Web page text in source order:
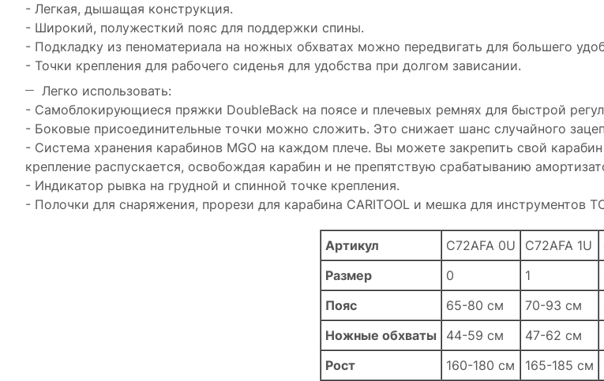
- Легкая, дышащая конструкция.
- Широкий, полужесткий пояс для поддержки спины.
- Подкладку из пеноматериала на ножных обхватах можно передвигать для большего
- Точки крепления для рабочего сиденья для удобства при долгом зависании.
Легко использовать:
- Самоблокирующиеся пряжки DoubleBack на поясе и плечевых ремнях для быстрой
- Боковые присоединительные точки можно сложить. Это снижает шанс случайного
- Система хранения карабинов MGO на каждом плече. Вы можете закрепить свой
крепление распускается, освобождая карабин и не препятствую срабатыванию
- Индикатор рывка на грудной и спинной точке крепления.
- Полочки для снаряжения, прорези для карабина CARITOOL и мешка для инструментов
Артикул C72AFA 0U C72AFA 1U
Размер
0 1
Пояс
65-80 см 70-93 см
Ножные обхваты
44-59 см 47-62 см
Рост
160-180 см 165-185 см